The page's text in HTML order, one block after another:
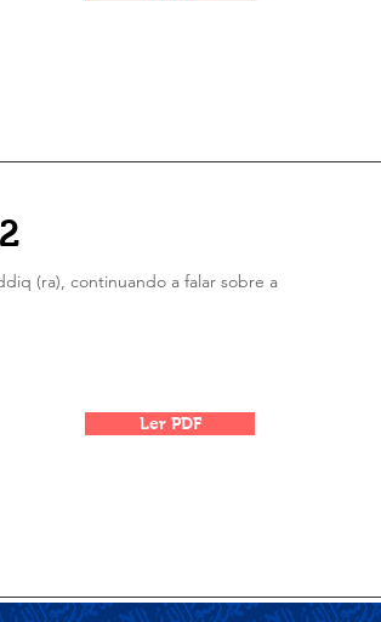
(ra), continuando a falar sobre a
Ler PDF